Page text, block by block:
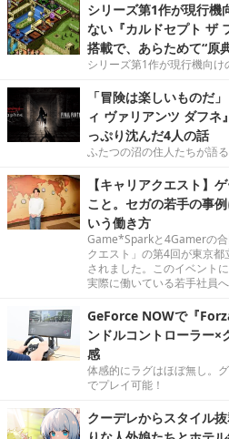
シリーズ第1作が現行機
ない『カルドセプト ザ
搭載で、あらためて“原
シリーズ第1作が現行機向け
「冒険は楽しいものだ
ィ ヴァリアンツ ダフ
っぷり沈んだ4人の話
ふたつの沼の住人たちが語る
【キャリアクエスト】
こと。セガの若手の事
いう働き方
Game*Sparkと4Gamerの
クエスト」の第4回が東京
されました。このイベント
実際に働いている若手社員
GeForce NOWで『
ンドルコントローラー×
感
体感的にラグはほぼ無し。
でプレイ可能！
クーデレからスタイル